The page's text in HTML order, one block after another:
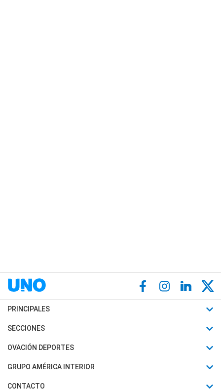
PRINCIPALES
Últimas Noticias
Política
SECCIONES
Horóscopo
Motores
OVACIÓN DEPORTES
Fútbol
Mundial
GRUPO AMÉRICA INTERIOR
Canal 7 en Vivo
CONTACTO